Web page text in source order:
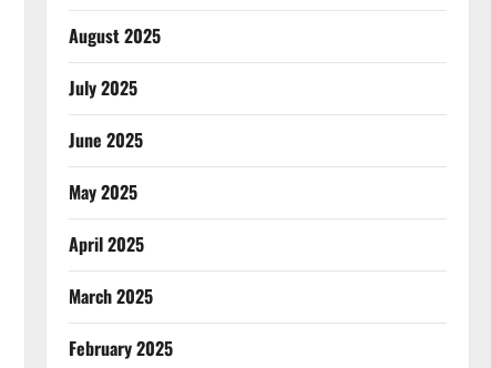
August 2025
July 2025
June 2025
May 2025
April 2025
March 2025
February 2025